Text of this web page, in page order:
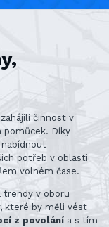
činnost v
pomůcek. Díky
potřeb v oblasti
volném čase.
trendy v oboru
které by měli vést
z povolání a s tím